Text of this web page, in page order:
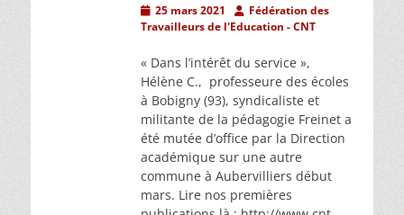
Posted
on
25 mars 2021 AuthorFédération des
Travailleurs de l'Education - CNT
« Dans l’intérêt du service »,
Hélène C., professeure des écoles
à Bobigny (93), syndicaliste et
militante de la pédagogie Freinet a
été mutée d’office par la Direction
académique sur une autre
commune à Aubervilliers début
mars. Lire nos premières